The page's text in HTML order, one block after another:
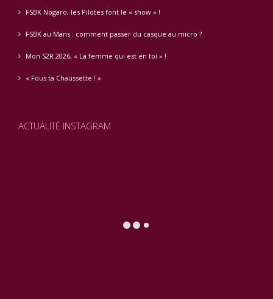
FSBK Nogaro, les Pilotes font le « show » !
FSBK au Mans : comment passer du casque au micro ?
Mon S2R 2026, « La femme qui est en toi » !
« Fous ta Chaussette ! »
ACTUALITÉ INSTAGRAM